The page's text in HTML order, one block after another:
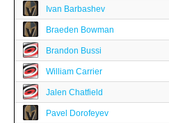
Ivan Barbashev
Braeden Bowman
Brandon Bussi
William Carrier
Jalen Chatfield
Pavel Dorofeyev